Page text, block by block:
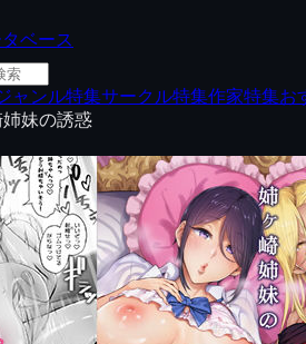
ベース
ャンル特集サークル特集作家特集お
妹の誘惑